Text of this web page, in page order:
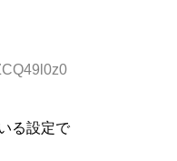
る設定で